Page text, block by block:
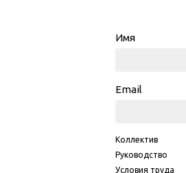
Имя
Email
Коллектив
Руководство
Условия труда